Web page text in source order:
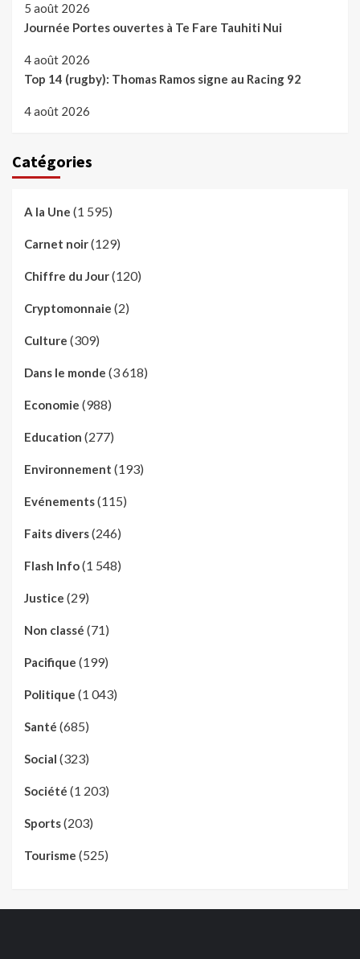
5 août 2026
Journée Portes ouvertes à Te Fare Tauhiti Nui
4 août 2026
Top 14 (rugby): Thomas Ramos signe au Racing 92
4 août 2026
Catégories
A la Une (1 595)
Carnet noir(129)
Chiffre du Jour(120)
Cryptomonnaie (2)
Culture (309)
Dans le monde (3 618)
Economie (988)
Education (277)
Environnement (193)
Evénements(115)
Faits divers(246)
Flash Info(1 548)
Justice (29)
Non classé (71)
Pacifique (199)
Politique (1 043)
Santé (685)
Social (323)
Société (1 203)
Sports(203)
Tourisme (525)